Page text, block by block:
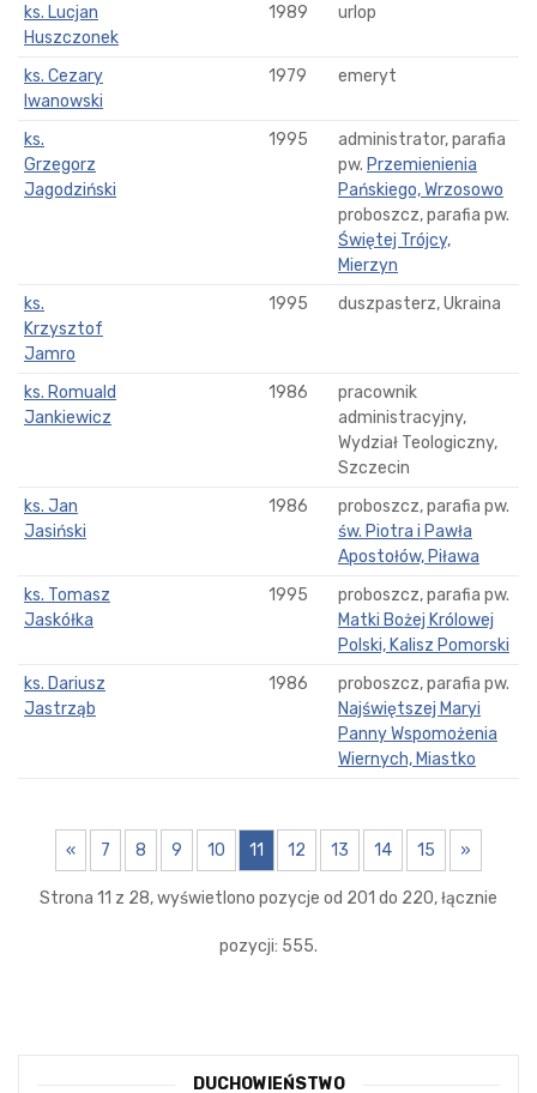
ks. Lucjan
Huszczonek
1989 urlop
ks. Cezary
Iwanowski
1979 emeryt
ks.
Grzegorz
Jagodziński
1995
administrator, parafia
pw. Przemienienia
Pańskiego, Wrzosowo
proboszcz, parafia pw.
Świętej Trójcy,
Mierzyn
ks.
Krzysztof
Jamro
1995 duszpasterz, Ukraina
ks. Romuald
Jankiewicz
1986
pracownik
administracyjny,
Wydział Teologiczny,
Szczecin
ks. Jan
Jasiński
1986
proboszcz, parafia pw.
św. Piotra i Pawła
Apostołów, Piława
ks. Tomasz
Jaskółka
1995
proboszcz, parafia pw.
Matki Bożej Królowej
Polski, Kalisz Pomorski
ks. Dariusz
Jastrząb
1986
proboszcz, parafia pw.
Najświętszej Maryi
Panny Wspomożenia
Wiernych, Miastko
« 7 8 9 10 11 12 13 14 15 »
Strona 11 z 28, wyświetlono pozycje od 201 do 220, łącznie
pozycji: 555.
DUCHOWIEŃSTWO